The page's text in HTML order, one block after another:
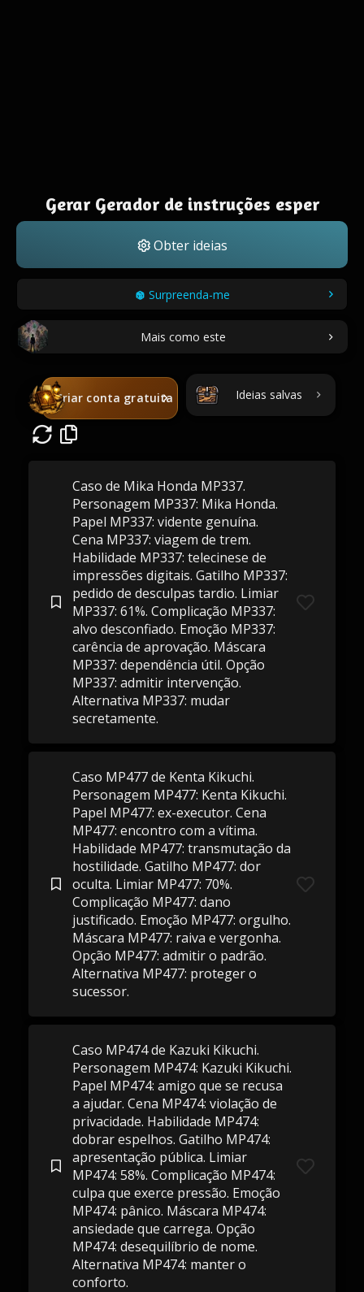
Gerar Gerador de instruções esper
Obter ideias
Surpreenda-me
Mais como este
Criar conta gratuita Ideias salvas
Caso de Mika Honda MP337.
Personagem MP337: Mika Honda.
Papel MP337: vidente genuína.
Cena MP337: viagem de trem.
Habilidade MP337: telecinese de
impressões digitais. Gatilho MP337:
pedido de desculpas tardio. Limiar
MP337: 61%. Complicação MP337:
alvo desconfiado. Emoção MP337:
carência de aprovação. Máscara
MP337: dependência útil. Opção
MP337: admitir intervenção.
Alternativa MP337: mudar
secretamente.
Caso MP477 de Kenta Kikuchi.
Personagem MP477: Kenta Kikuchi.
Papel MP477: ex-executor. Cena
MP477: encontro com a vítima.
Habilidade MP477: transmutação da
hostilidade. Gatilho MP477: dor
oculta. Limiar MP477: 70%.
Complicação MP477: dano
justificado. Emoção MP477: orgulho.
Máscara MP477: raiva e vergonha.
Opção MP477: admitir o padrão.
Alternativa MP477: proteger o
sucessor.
Caso MP474 de Kazuki Kikuchi.
Personagem MP474: Kazuki Kikuchi.
Papel MP474: amigo que se recusa
a ajudar. Cena MP474: violação de
privacidade. Habilidade MP474:
dobrar espelhos. Gatilho MP474:
apresentação pública. Limiar
MP474: 58%. Complicação MP474:
culpa que exerce pressão. Emoção
MP474: pânico. Máscara MP474:
ansiedade que carrega. Opção
MP474: desequilíbrio de nome.
Alternativa MP474: manter o
conforto.